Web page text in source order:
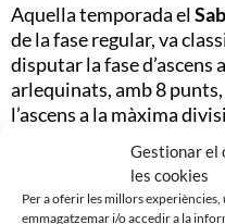
Gestionar el
les cookies
Per a oferir les millors
emmagatzemar i/o accedir a la
Aquella temporada el
de la fase regular, va
disputar la fase
arlequinats, amb 8
l’ascens a la màxima